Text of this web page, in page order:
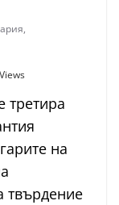
,
третира
на
твърдение